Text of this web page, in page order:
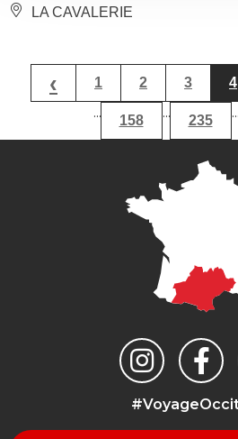
LA CAVALERIE
‹ 1 2 3 4
... 158 ... 235 ...